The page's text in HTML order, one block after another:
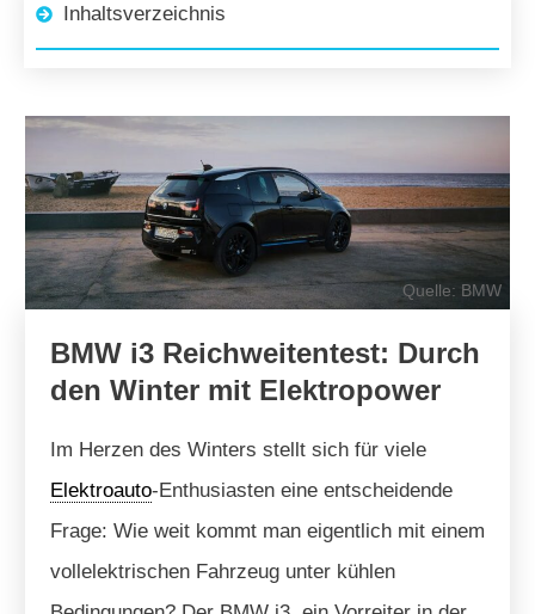
Inhaltsverzeichnis
Quelle: BMW
BMW i3 Reichweitentest: Durch
den Winter mit Elektropower
Im Herzen des Winters stellt sich für viele
Elektroauto-Enthusiasten eine entscheidende
Frage: Wie weit kommt man eigentlich mit einem
vollelektrischen Fahrzeug unter kühlen